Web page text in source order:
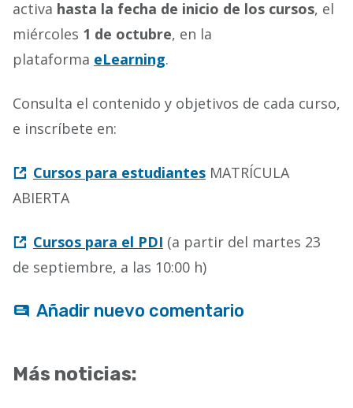
activa hasta la fecha de inicio de los cursos, el
miércoles 1 de octubre, en la
plataforma eLearning.
Consulta el contenido y objetivos de cada curso,
e inscríbete en:
Cursos para estudiantes MATRÍCULA
ABIERTA
Cursos para el PDI (a partir del martes 23
de septiembre, a las 10:00 h)
Añadir nuevo comentario
Más noticias: